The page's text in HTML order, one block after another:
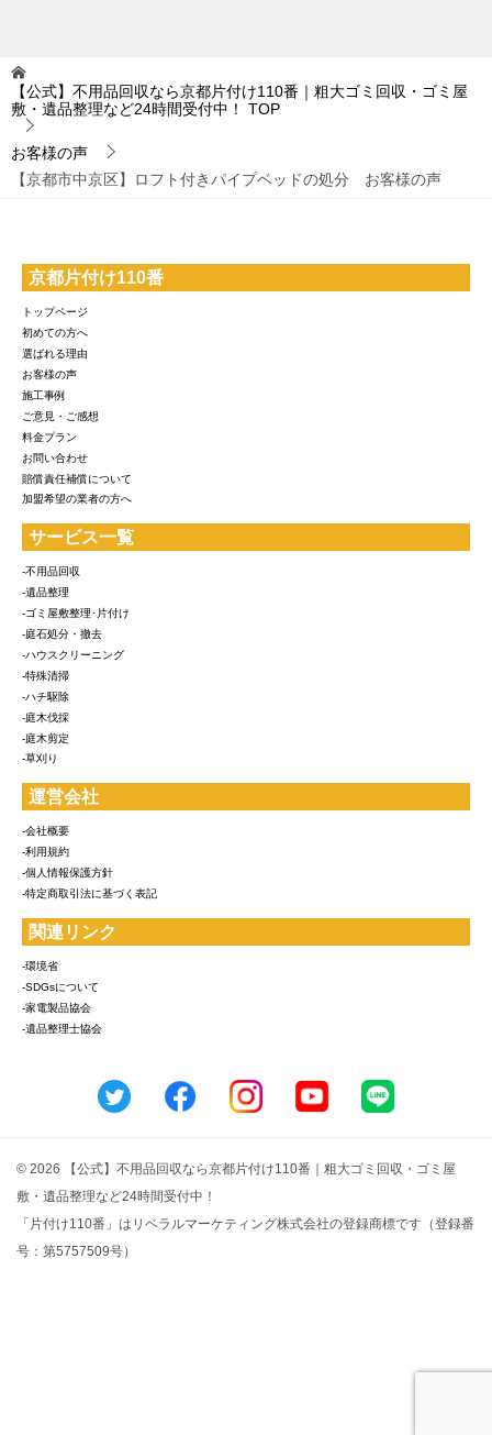
【公式】不用品回収なら京都片付け110番｜粗大ゴミ回収・ゴミ屋
敷・遺品整理など24時間受付中！
TOP
お客様の声
【京都市中京区】ロフト付きパイプベッドの処分 お客様の声
京都片付け110番
トップページ
初めての方へ
選ばれる理由
お客様の声
施工事例
ご意見・ご感想
料金プラン
お問い合わせ
賠償責任補償について
加盟希望の業者の方へ
サービス一覧
-不用品回収
-遺品整理
-ゴミ屋敷整理･片付け
-庭石処分・撤去
-ハウスクリーニング
-特殊清掃
-ハチ駆除
-庭木伐採
-庭木剪定
-草刈り
運営会社
-会社概要
-利用規約
-個人情報保護方針
-特定商取引法に基づく表記
関連リンク
-環境省
-SDGsについて
-家電製品協会
-遺品整理士協会
© 2026 【公式】不用品回収なら京都片付け110番｜粗大ゴミ回収・ゴミ屋
敷・遺品整理など24時間受付中！
「片付け110番」はリベラルマーケティング株式会社の登録商標です（登録番
号：第5757509号）